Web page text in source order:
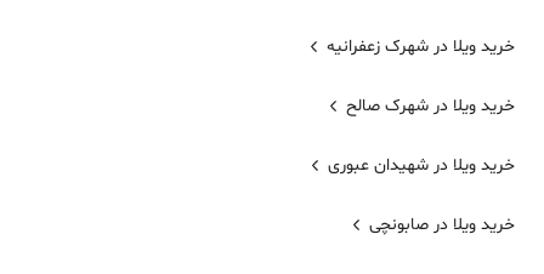
خرید ویلا در شهرک زعفرانیه
خرید ویلا در شهرک صالح
خرید ویلا در شهیدان عبوری
خرید ویلا در صابونچی